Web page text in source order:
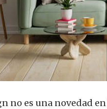
no es una novedad